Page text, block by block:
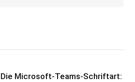
Die Microsoft-Teams-Schriftart: